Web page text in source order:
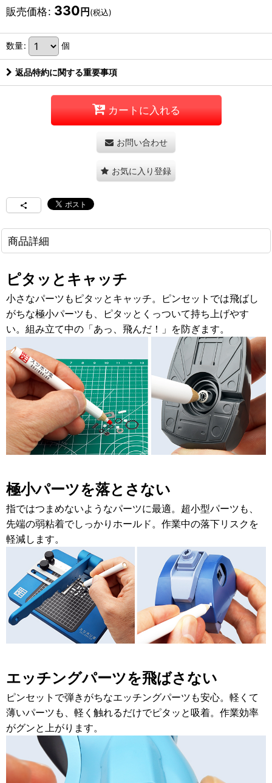
販売価格: 330円(税込)
数量: 個
返品特約に関する重要事項
カートに入れる
お問い合わせ
お気に入り登録
商品詳細
ピタッとキャッチ
小さなパーツもピタッとキャッチ。ピンセットでは飛ばし
がちな極小パーツも、ピタッとくっついて持ち上げやす
い。組み立て中の「あっ、飛んだ！」を防ぎます。
極小パーツを落とさない
指ではつまめないようなパーツに最適。超小型パーツも、
先端の弱粘着でしっかりホールド。作業中の落下リスクを
軽減します。
エッチングパーツを飛ばさない
ピンセットで弾きがちなエッチングパーツも安心。軽くて
薄いパーツも、軽く触れるだけでピタッと吸着。作業効率
がグンと上がります。